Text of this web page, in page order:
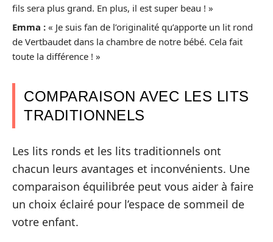
fils sera plus grand. En plus, il est super beau ! »
Emma : « Je suis fan de l’originalité qu’apporte un lit rond
de Vertbaudet dans la chambre de notre bébé. Cela fait
toute la différence ! »
COMPARAISON AVEC LES LITS
TRADITIONNELS
Les lits ronds et les lits traditionnels ont
chacun leurs avantages et inconvénients. Une
comparaison équilibrée peut vous aider à faire
un choix éclairé pour l’espace de sommeil de
votre enfant.